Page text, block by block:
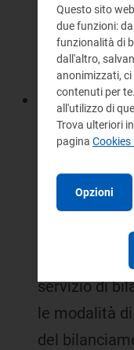
delle
fornitura
con la
192/09,
criteri per il
di gas
misura (gas
di rete,
non
servizio di
le modalità
del
Questo sito
due funzioni:
funzionalità di
dall'altro,
anonimizzati,
contenuti per
all'utilizzo di
Trova ulteriori
pagina Cookies
Opzioni